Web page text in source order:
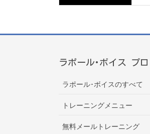
ラポール･ボイス プ
ラポール･ボイスのすべて
トレーニングメニュー
無料メールトレーニング